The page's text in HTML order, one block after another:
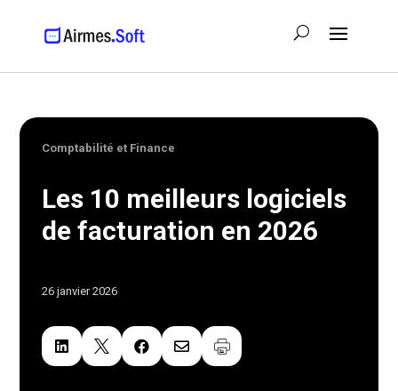
Comptabilité et Finance
Les 10 meilleurs logiciels
de facturation en 2026
26 janvier 2026
   